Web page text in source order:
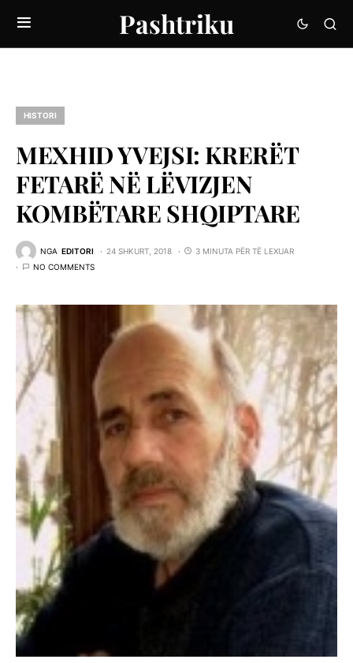
Pashtriku
HISTORI
MEXHID YVEJSI: KRERËT
FETARË NË LËVIZJEN
KOMBËTARE SHQIPTARE
NGA EDITORI 24 SHKURT, 2018
3 MINUTA PËR TË LEXUAR
NO COMMENTS